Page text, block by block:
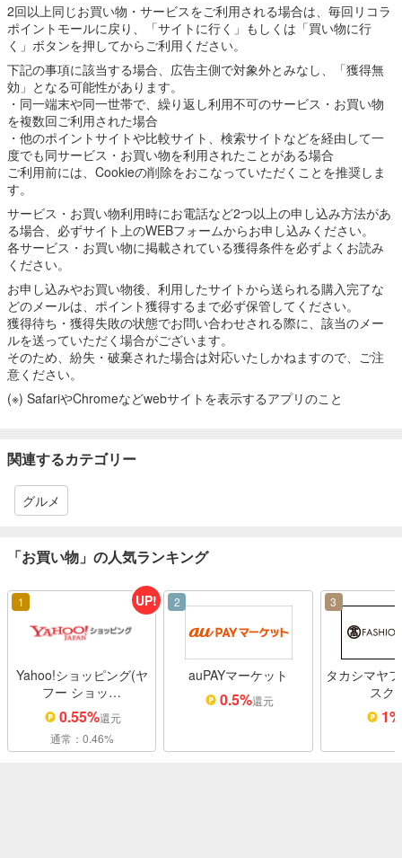
2回以上同じお買い物・サービスをご利用される場合は、毎回リコラ
ポイントモールに戻り、「サイトに行く」もしくは「買い物に行
く」ボタンを押してからご利用ください。
下記の事項に該当する場合、広告主側で対象外とみなし、「獲得無
効」となる可能性があります。
・同一端末や同一世帯で、繰り返し利用不可のサービス・お買い物
を複数回ご利用された場合
・他のポイントサイトや比較サイト、検索サイトなどを経由して一
度でも同サービス・お買い物を利用されたことがある場合
ご利用前には、Cookieの削除をおこなっていただくことを推奨しま
す。
サービス・お買い物利用時にお電話など2つ以上の申し込み方法があ
る場合、必ずサイト上のWEBフォームからお申し込みください。
各サービス・お買い物に掲載されている獲得条件を必ずよくお読み
ください。
お申し込みやお買い物後、利用したサイトから送られる購入完了な
どのメールは、ポイント獲得するまで必ず保管してください。
獲得待ち・獲得失敗の状態でお問い合わせされる際に、該当のメー
ルを送っていただく場合がございます。
そのため、紛失・破棄された場合は対応いたしかねますので、ご注
意ください。
(※) SafariやChromeなどwebサイトを表示するアプリのこと
関連するカテゴリー
グルメ
「お買い物」の人気ランキング
1 UP!
Yahoo!ショッピング(ヤ
フー ショッ…
0.55%還元
通常：0.46%
2
auPAYマーケット
0.5%還元
3
タカシマヤ
スク
1%